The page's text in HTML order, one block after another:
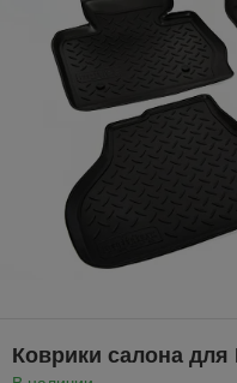
Коврики салона для